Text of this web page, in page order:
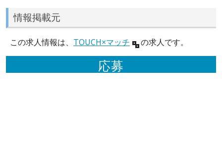
情報掲載元
この求人情報は、 TOUCH×マッチ の求人です。
応募